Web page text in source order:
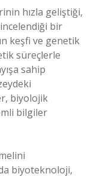
hızla geliştiği,
bir
keşfi ve genetik
süreçlerle
sahip
biyolojik
bilgiler
biyoteknoloji,